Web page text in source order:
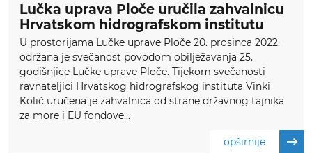
Lučka uprava Ploče uručila zahvalnicu
Hrvatskom hidrografskom institutu
U prostorijama Lučke uprave Ploče 20. prosinca 2022.
održana je svečanost povodom obilježavanja 25.
godišnjice Lučke uprave Ploče. Tijekom svečanosti
ravnateljici Hrvatskog hidrografskog instituta Vinki
Kolić uručena je zahvalnica od strane državnog tajnika
za more i EU fondove...
opširnije